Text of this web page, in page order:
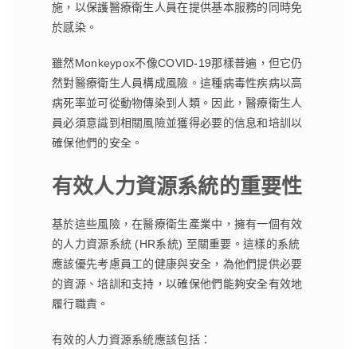
施，以保護醫療衛生人員在提供基本服務的同時免
於感染。
雖然Monkeypox不像COVID-19那樣普遍，但它仍
然對醫療衛生人員構成風險。這種病毒性疾病以高
病死率並可從動物傳染到人類。因此，醫療衛生人
員必須意識到相關風險並獲得必要的信息和培訓以
確保他們的安全。
有效人力資源系統的重要性
基於這些風險，在醫療衛生產業中，擁有一個有效
的人力資源系統 (HR系統) 至關重要。這樣的系統
應該優先考慮員工的健康與安全，為他們提供必要
的資源、培訓和支持，以確保他們能夠安全有效地
履行職責。
有效的人力資源系統應該包括：